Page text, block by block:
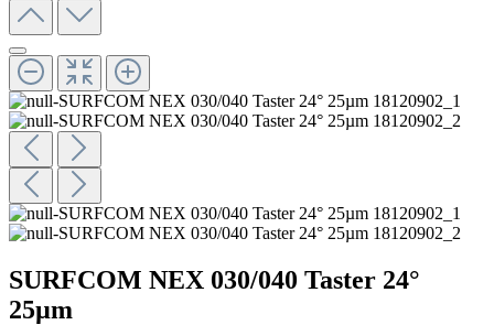
SURFCOM NEX 030/040 Taster 24°
25µm